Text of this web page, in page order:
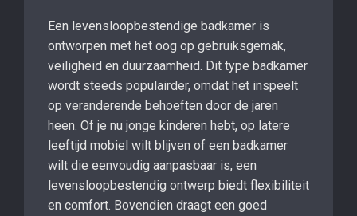
Een levensloopbestendige badkamer is
ontworpen met het oog op gebruiksgemak,
veiligheid en duurzaamheid. Dit type badkamer
wordt steeds populairder, omdat het inspeelt
op veranderende behoeften door de jaren
heen. Of je nu jonge kinderen hebt, op latere
leeftijd mobiel wilt blijven of een badkamer
wilt die eenvoudig aanpasbaar is, een
levensloopbestendig ontwerp biedt flexibiliteit
en comfort. Bovendien draagt een goed